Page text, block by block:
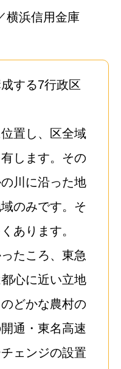
横浜信用金庫
する7行政区
置し、区全域
します。その
川に沿った地
のみです。そ
あります。
たころ、東急
心に近い立地
どかな農村の
通・東名高速
ェンジの設置